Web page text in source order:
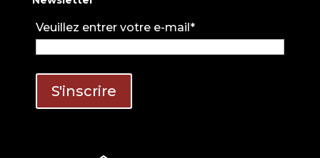
Veuillez entrer votre e-mail*